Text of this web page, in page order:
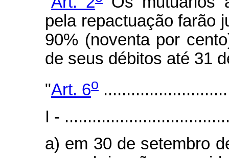
pela repactuação farão
90% (noventa por
de seus débitos até 31
"Art. 6o
I -
a) em 30 de setembro